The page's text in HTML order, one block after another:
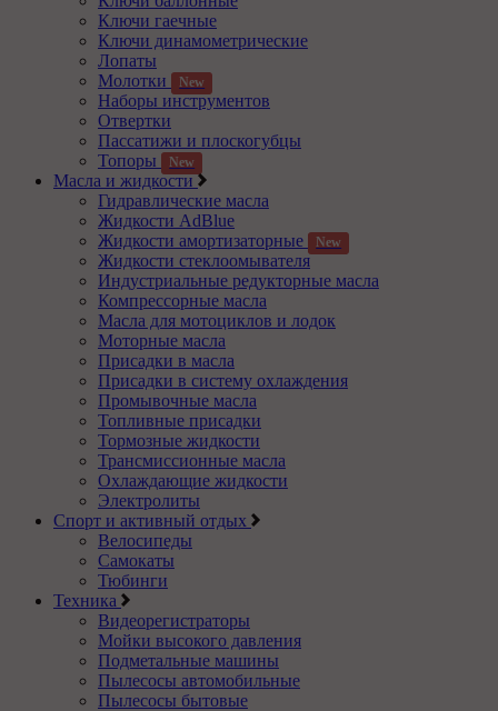
Ключи гаечные
Ключи динамометрические
Лопаты
Молотки
New
Наборы инструментов
Отвертки
Пассатижи и плоскогубцы
Топоры
New
Масла и жидкости
Гидравлические масла
Жидкости AdBlue
Жидкости амортизаторные
New
Жидкости стеклоомывателя
Индустриальные редукторные масла
Компрессорные масла
Масла для мотоциклов и лодок
Моторные масла
Присадки в масла
Присадки в систему охлаждения
Промывочные масла
Топливные присадки
Тормозные жидкости
Трансмиссионные масла
Охлаждающие жидкости
Электролиты
Спорт и активный отдых
Велосипеды
Самокаты
Тюбинги
Техника
Видеорегистраторы
Мойки высокого давления
Подметальные машины
Пылесосы автомобильные
Пылесосы бытовые